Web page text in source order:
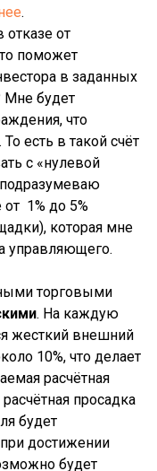
.
от
поможет
в заданных
Мне будет
что
есть в такой счёт
с «нулевой
1% до 5%
которая мне
управляющего.
торговыми
. На каждую
жесткий внешний
10%, что делает
расчётная
просадка
будет
достижении
будет